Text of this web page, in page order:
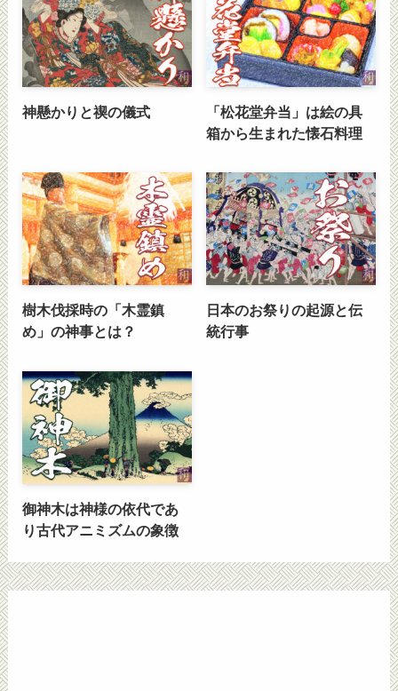
神懸かりと禊の儀式
「松花堂弁当」は絵の具
箱から生まれた懐石料理
樹木伐採時の「木霊鎮
め」の神事とは？
日本のお祭りの起源と伝
統行事
御神木は神様の依代であ
り古代アニミズムの象徴